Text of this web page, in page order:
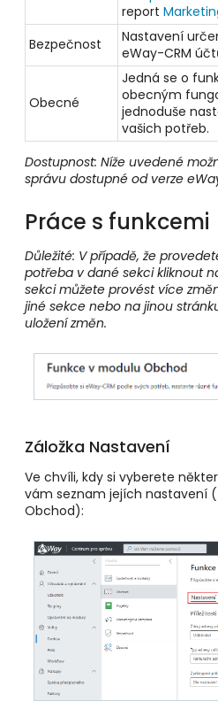
report
Bezpečnost
Nastavení
eWay-CRM
Obecné
Jedná se o
obecným
jednoduše
vašich potřeb.
Dostupnost: Níže uvedené
správu dostupné od verze
Práce s funkcemi
Důležité: V případě, že
potřeba v dané sekci kliknout
sekci můžete provést více
jiné sekce nebo na jinou
uložení změn.
Záložka Nastavení
Ve chvíli, kdy si vyberete
vám seznam jejích nastavení
Obchod):